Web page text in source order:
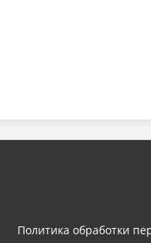
Политика обработки